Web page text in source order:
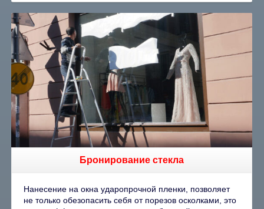
Бронирование стекла
Нанесение на окна ударопрочной пленки, позволяет
не только обезопасить себя от порезов осколками, это